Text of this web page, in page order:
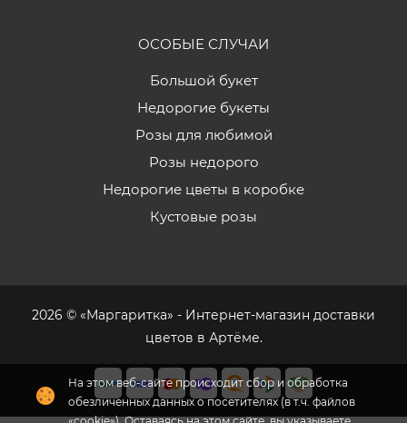
На этом веб-сайте происходит сбор и обработка
обезличенных данных о посетителях (в т.ч. файлов
ОСОБЫЕ СЛУЧАИ
Большой букет
Недорогие букеты
Розы для любимой
Розы недорого
Недорогие цветы в коробке
Кустовые розы
2026 © «Маргаритка» - Интернет-магазин доставки
цветов в Артёме.